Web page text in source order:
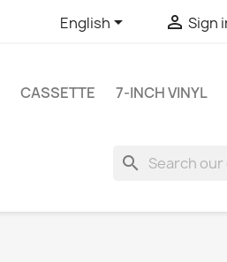
English  Sign
CASSETTE 7-INCH VINYL
search